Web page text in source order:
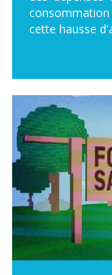
cette hausse